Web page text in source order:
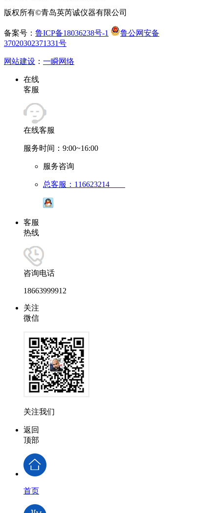
版权所有©青岛英芮诚仪器有限公司
备案号： 鲁ICP备18036238号-1
鲁公网安备
37020302371331号
网站建设 ： 一瞬网络
在线
客服
在线客服
服务时间：9:00~16:00
服务咨询
总客服：116623214
客服
热线
咨询电话
18663999912
关注
微信
关注我们
返回
顶部
首页